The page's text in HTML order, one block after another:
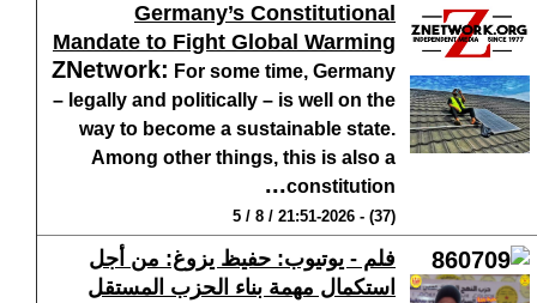
Germany’s Constitutional
Mandate to Fight Global Warming
ZNetwork: For some time, Germany
– legally and politically – is well on the
way to become a sustainable state.
Among other things, this is also a
constitution
...
(37) - 21:51-2026 / 8 / 5
فلم - يوتيوب: حفيظ يزوغ: من أجل
استكمال مهمة بناء الحزب المستقل